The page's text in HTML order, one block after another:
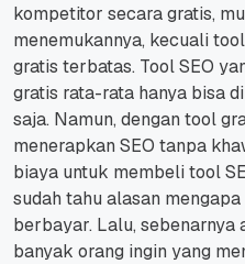
kompetitor secara gratis,
menemukannya, kecuali
gratis terbatas. Tool SEO
gratis rata-rata hanya bisa
saja. Namun, dengan tool
menerapkan SEO tanpa
biaya untuk membeli tool
sudah tahu alasan
berbayar. Lalu, sebenarnya
banyak orang ingin yang